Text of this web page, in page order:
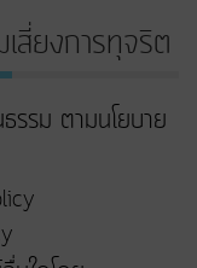
เสี่ยงการทุจริต
รรม ตามนโยบาย